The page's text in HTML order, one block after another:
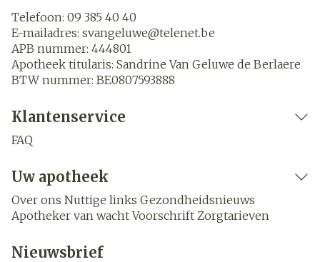
Telefoon: 09 385 40 40
E-mailadres: svangeluwe@telenet.be
APB nummer: 444801
Apotheek titularis: Sandrine Van Geluwe de Berlaere
BTW nummer: BE0807593888
Klantenservice
FAQ
Uw apotheek
Over ons Nuttige links Gezondheidsnieuws
Apotheker van wacht Voorschrift Zorgtarieven
Nieuwsbrief